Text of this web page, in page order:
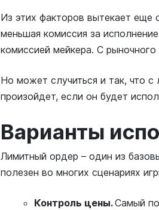
Из этих факторов вытекает еще
меньшая комиссия за
комиссией мейкера. С рыночного
Но может случиться и так, что
произойдет, если он будет
Варианты
Лимитный ордер – один из
полезен во многих сценариях
Контроль цены.Самый